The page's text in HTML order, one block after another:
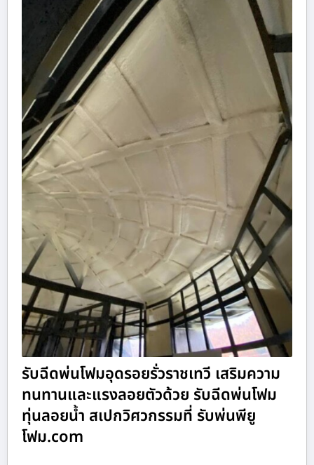
รับฉีดพ่นโฟมอุดรอยรั่วราชเทวี เสริมความ
ทนทานและแรงลอยตัวด้วย รับฉีดพ่นโฟม
ทุ่นลอยน้ำ สเปกวิศวกรรมที่ รับพ่นพียู
โฟม.com